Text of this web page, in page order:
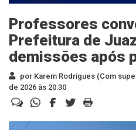
Professores
Prefeitura de
demissões após
por Karem Rodrigues (Com
de 2026 às 20:30